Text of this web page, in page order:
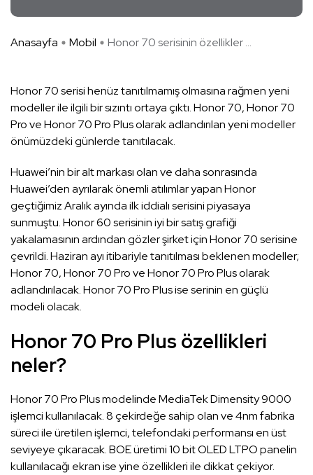
Anasayfa Mobil Honor 70 serisinin özellikler ...
Honor 70 serisi henüz tanıtılmamış olmasına rağmen yeni
modeller ile ilgili bir sızıntı ortaya çıktı. Honor 70, Honor 70
Pro ve Honor 70 Pro Plus olarak adlandırılan yeni modeller
önümüzdeki günlerde tanıtılacak.
Huawei’nin bir alt markası olan ve daha sonrasında
Huawei’den ayrılarak önemli atılımlar yapan Honor
geçtiğimiz Aralık ayında ilk iddialı serisini piyasaya
sunmuştu. Honor 60 serisinin iyi bir satış grafiği
yakalamasının ardından gözler şirket için Honor 70 serisine
çevrildi. Haziran ayı itibariyle tanıtılması beklenen modeller;
Honor 70, Honor 70 Pro ve Honor 70 Pro Plus olarak
adlandırılacak. Honor 70 Pro Plus ise serinin en güçlü
modeli olacak.
Honor 70 Pro Plus özellikleri
neler?
Honor 70 Pro Plus modelinde MediaTek Dimensity 9000
işlemci kullanılacak. 8 çekirdeğe sahip olan ve 4nm fabrika
süreci ile üretilen işlemci, telefondaki performansı en üst
seviyeye çıkaracak. BOE üretimi 10 bit OLED LTPO panelin
kullanılacağı ekran ise yine özellikleri ile dikkat çekiyor.